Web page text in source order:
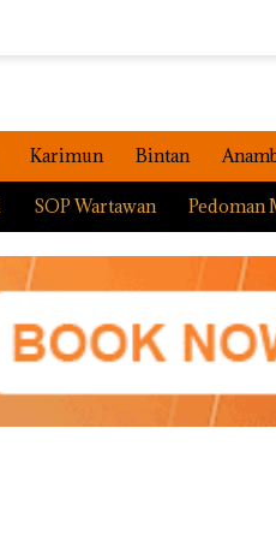
Karimun Bintan
SOP Wartawan Pedoman